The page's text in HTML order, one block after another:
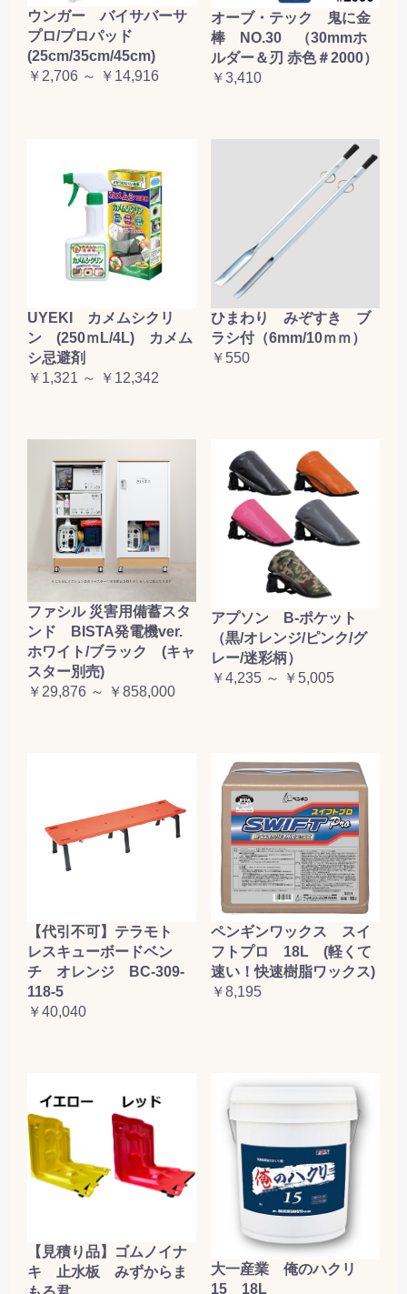
お買い物を続ける カートへ進む
ウンガー バイサバーサ
プロ/プロパッド
(25cm/35cm/45cm)
￥2,706 ～ ￥14,916
オーブ・テック 鬼に金
棒 NO.30 （30mmホ
ルダー＆刃 赤色＃2000）
￥3,410
UYEKI カメムシクリ
ン (250ｍL/4L) カメム
シ忌避剤
￥1,321 ～ ￥12,342
ひまわり みぞすき ブ
ラシ付（6mm/10ｍｍ）
￥550
ファシル 災害用備蓄スタ
ンド BISTA発電機ver.
ホワイト/ブラック (キャ
スター別売)
￥29,876 ～ ￥858,000
アプソン B-ポケット
（黒/オレンジ/ピンク/グ
レー/迷彩柄）
￥4,235 ～ ￥5,005
【代引不可】テラモト
レスキューボードベン
チ オレンジ BC-309-
118-5
￥40,040
ペンギンワックス スイ
フトプロ 18L (軽くて
速い！快速樹脂ワックス)
￥8,195
【見積り品】ゴムノイナ
キ 止水板 みずからま
大一産業 俺のハクリ
15 18L